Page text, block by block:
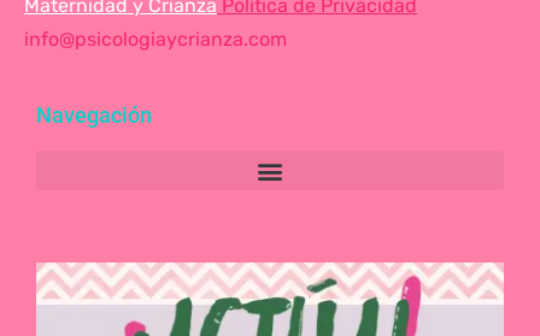
Maternidad y Crianza Política de Privacidad
info@psicologiaycrianza.com
Navegación